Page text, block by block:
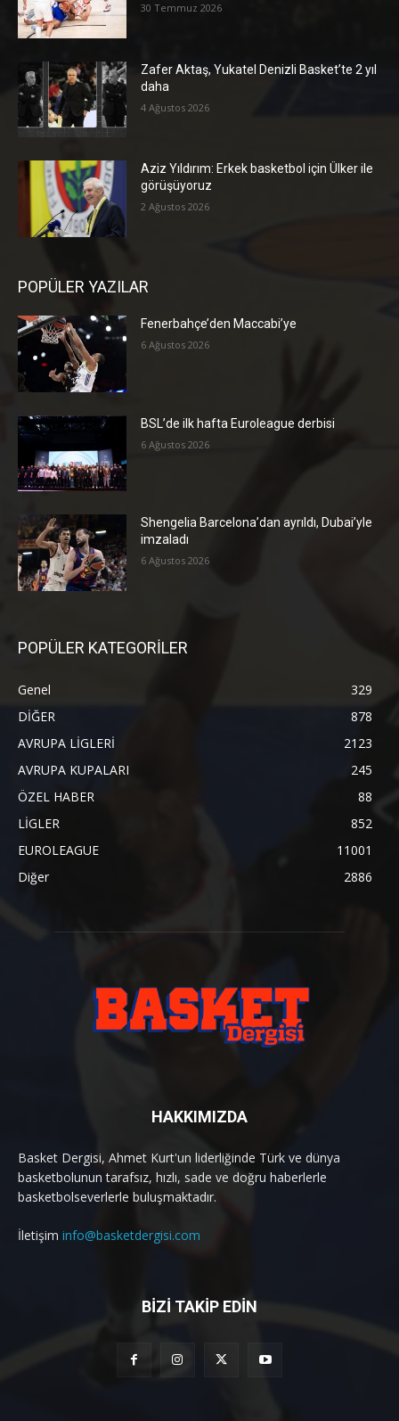
30 Temmuz 2026
Zafer Aktaş, Yukatel Denizli Basket’te 2 yıl
daha
4 Ağustos 2026
Aziz Yıldırım: Erkek basketbol için Ülker ile
görüşüyoruz
2 Ağustos 2026
POPÜLER YAZILAR
Fenerbahçe’den Maccabi’ye
6 Ağustos 2026
BSL’de ilk hafta Euroleague derbisi
6 Ağustos 2026
Shengelia Barcelona’dan ayrıldı, Dubai’yle
imzaladı
6 Ağustos 2026
POPÜLER KATEGORİLER
Genel
329
DİĞER
878
AVRUPA LİGLERİ
2123
AVRUPA KUPALARI
245
ÖZEL HABER
88
LİGLER
852
EUROLEAGUE
11001
Diğer
2886
HAKKIMIZDA
Basket Dergisi, Ahmet Kurt'un liderliğinde Türk ve dünya
basketbolunun tarafsız, hızlı, sade ve doğru haberlerle
basketbolseverlerle buluşmaktadır.
İletişim info@basketdergisi.com
BİZİ TAKİP EDİN